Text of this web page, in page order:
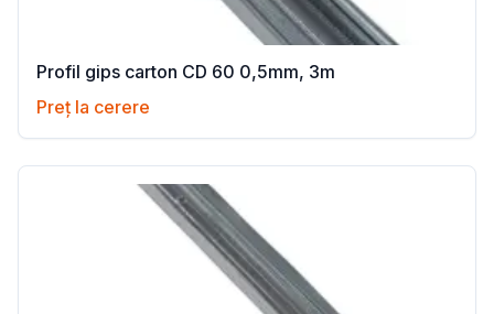
Profil gips carton CD 60 0,5mm, 3m
Preț la cerere